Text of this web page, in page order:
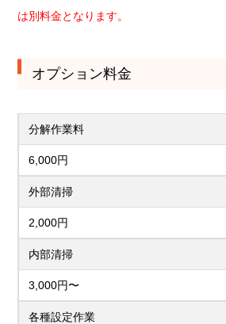
は別料金となります。
オプション料金
分解作業料
6,000円
外部清掃
2,000円
内部清掃
3,000円〜
各種設定作業